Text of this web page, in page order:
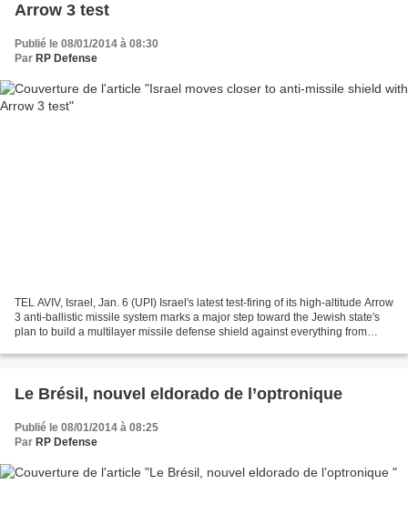
Arrow 3 test
Publié le 08/01/2014 à 08:30
Par RP Defense
TEL AVIV, Israel, Jan. 6 (UPI) Israel's latest test-firing of its high-altitude Arrow
3 anti-ballistic missile system marks a major step toward the Jewish state's
plan to build a multilayer missile defense shield against everything from
Le Brésil, nouvel eldorado de l’optronique
Publié le 08/01/2014 à 08:25
Par RP Defense